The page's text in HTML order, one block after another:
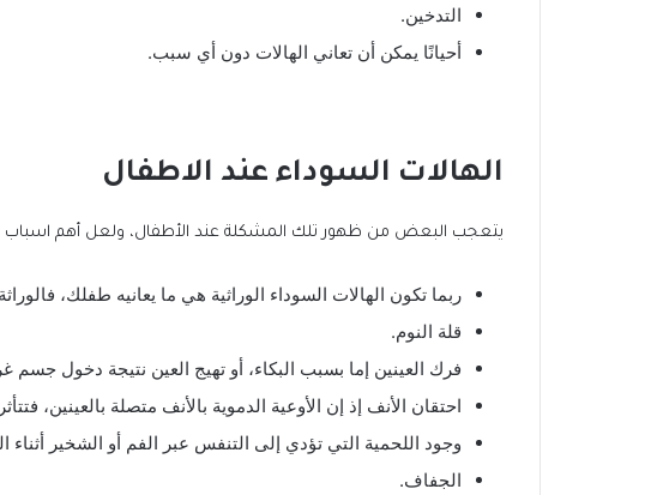
التدخين.
أحيانًا يمكن أن تعاني الهالات دون أي سبب.
الهالات السوداء عند الاطفال
يتعجب البعض من ظهور تلك المشكلة عند الأطفال، ولعل أهم اسباب
ربما تكون الهالات السوداء الوراثية هي ما يعانيه طفلك،
قلة النوم.
فرك العينين إما بسبب البكاء، أو تهيج العين نتيجة دخول جسم
احتقان الأنف إذ إن الأوعية الدموية بالأنف متصلة بالعينين،
وجود اللحمية التي تؤدي إلى التنفس عبر الفم أو الشخير أثناء
الجفاف.